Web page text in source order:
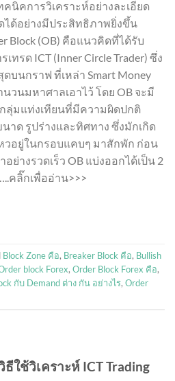
นิคการวิเคราะห์อย่างละเอียด
ได้อย่างมีประสิทธิภาพยิ่งขึ้น
Block (OB) คือแนวคิดที่ได้รับ
ทรด ICT (Inner Circle Trader) ซึ่ง
บนกราฟ ที่เหล่า Smart Money
วนมหาศาลเอาไว้ โดย OB จะมี
ลุ่มแท่งเทียนที่มีความผิดปกติ
าด รูปร่างและทิศทาง ซึ่งมักเกิด
วอยู่ในกรอบแคบๆ มาสักพัก ก่อน
ย่างรวดเร็ว OB แบ่งออกได้เป็น 2
คลิ๊กเพื่ออ่าน>>>
Block Zone คือ, Breaker Block คือ, Bullish
block Forex, Order Block Forex คือ,
กับ Demand ต่าง กัน อย่างไร, Order
ธีใช้วิเคราะห์ ICT Trading